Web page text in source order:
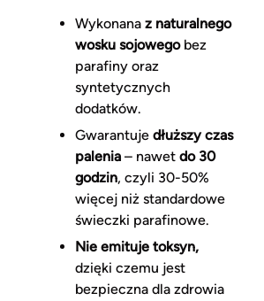
Wykonana z naturalnego
wosku sojowegobez
parafiny oraz
syntetycznych
dodatków.
Gwarantuje dłuższy czas
palenia– nawet do 30
godzin, czyli 30-50%
więcej niż standardowe
świeczki parafinowe.
Nie emituje toksyn,
dzięki czemu jest
bezpieczna dla zdrowia